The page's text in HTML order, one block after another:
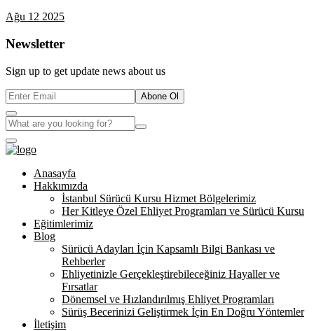
Ağu 12 2025
Newsletter
Sign up to get update news about us
Abone Ol
Anasayfa
Hakkımızda
İstanbul Sürücü Kursu Hizmet Bölgelerimiz
Her Kitleye Özel Ehliyet Programları ve Sürücü Kursu
Eğitimlerimiz
Blog
Sürücü Adayları İçin Kapsamlı Bilgi Bankası ve
Rehberler
Ehliyetinizle Gerçekleştirebileceğiniz Hayaller ve
Fırsatlar
Dönemsel ve Hızlandırılmış Ehliyet Programları
Sürüş Becerinizi Geliştirmek İçin En Doğru Yöntemler
İletişim